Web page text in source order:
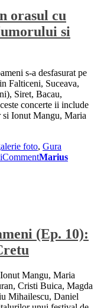
orasul cu
si
s-a desfasurat pe
Falticeni, Suceava,
Siret, Bacau,
concerte ii include
si Ionut Mangu, Maria
foto, Gura
CommentMarius
(Ep. 10):
Mangu, Maria
Cristi Buica, Magda
Mihailescu, Daniel